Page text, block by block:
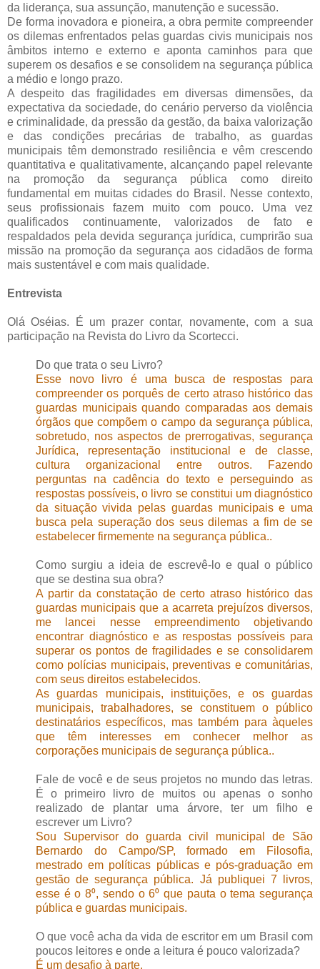
da liderança, sua assunção, manutenção e sucessão.
De forma inovadora e pioneira, a obra permite compreender
os dilemas enfrentados pelas guardas civis municipais nos
âmbitos interno e externo e aponta caminhos para que
superem os desafios e se consolidem na segurança pública
a médio e longo prazo.
A despeito das fragilidades em diversas dimensões, da
expectativa da sociedade, do cenário perverso da violência
e criminalidade, da pressão da gestão, da baixa valorização
e das condições precárias de trabalho, as guardas
municipais têm demonstrado resiliência e vêm crescendo
quantitativa e qualitativamente, alcançando papel relevante
na promoção da segurança pública como direito
fundamental em muitas cidades do Brasil. Nesse contexto,
seus profissionais fazem muito com pouco. Uma vez
qualificados continuamente, valorizados de fato e
respaldados pela devida segurança jurídica, cumprirão sua
missão na promoção da segurança aos cidadãos de forma
mais sustentável e com mais qualidade.
Entrevista
Olá Oséias. É um prazer contar, novamente, com a sua
participação na Revista do Livro da Scortecci.
Do que trata o seu Livro?
Esse novo livro é uma busca de respostas para
compreender os porquês de certo atraso histórico das
guardas municipais quando comparadas aos demais
órgãos que compõem o campo da segurança pública,
sobretudo, nos aspectos de prerrogativas, segurança
Jurídica, representação institucional e de classe,
cultura organizacional entre outros. Fazendo
perguntas na cadência do texto e perseguindo as
respostas possíveis, o livro se constitui um diagnóstico
da situação vivida pelas guardas municipais e uma
busca pela superação dos seus dilemas a fim de se
estabelecer firmemente na segurança pública..
Como surgiu a ideia de escrevê-lo e qual o público
que se destina sua obra?
A partir da constatação de certo atraso histórico das
guardas municipais que a acarreta prejuízos diversos,
me lancei nesse empreendimento objetivando
encontrar diagnóstico e as respostas possíveis para
superar os pontos de fragilidades e se consolidarem
como polícias municipais, preventivas e comunitárias,
com seus direitos estabelecidos.
As guardas municipais, instituições, e os guardas
municipais, trabalhadores, se constituem o público
destinatários específicos, mas também para àqueles
que têm interesses em conhecer melhor as
corporações municipais de segurança pública..
Fale de você e de seus projetos no mundo das letras.
É o primeiro livro de muitos ou apenas o sonho
realizado de plantar uma árvore, ter um filho e
escrever um Livro?
Sou Supervisor do guarda civil municipal de São
Bernardo do Campo/SP, formado em Filosofia,
mestrado em políticas públicas e pós-graduação em
gestão de segurança pública. Já publiquei 7 livros,
esse é o 8⁰, sendo o 6⁰ que pauta o tema segurança
pública e guardas municipais.
O que você acha da vida de escritor em um Brasil com
poucos leitores e onde a leitura é pouco valorizada?
É um desafio à parte.